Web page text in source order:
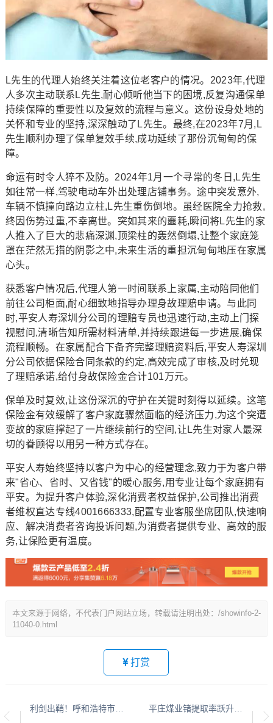
L先生的代理人始终关注着这位老客户的情况。2023年,代理
人多次主动联系L先生,耐心倾听他当下的困境,反复沟通保单
持续保障的重要性以及复效的流程与意义。这份设身处地的
关怀和专业的坚持,深深触动了L先生。最终,在2023年7月,L
先生顺利办理了保单复效手续,成功延续了那份沉甸甸的保
障。
命运有时令人猝不及防。2024年1月一个寻常的冬日,L先生
如往常一样,驾驶电动车外出处理店铺事务。途中突发意外,
车辆不慎撞向路边立柱,L先生重伤倒地。虽经医院全力抢救,
终因伤势过重,不幸离世。突如其来的噩耗,瞬间将L先生的家
人推入了巨大的悲痛深渊,顶梁柱的轰然倒塌,让整个家庭笼
罩在茫然无措的阴影之中,未来生活的重担沉甸甸地压在家属
心头。
获悉客户情况后,代理人第一时间联系上家属,主动陪同他们
前往公司柜面,耐心细致地指导办理身故理赔申请。与此同
时,平安人寿深圳分公司的理赔专员也迅速行动,主动上门探
视慰问,清晰告知所需材料清单,并持续跟进每一步进展,确保
流程顺畅。在家属配合下备齐完整理赔资料后,平安人寿深圳
分公司依据保险合同条款的约定,高效完成了审核,及时兑现
了理赔承诺,给付身故保险金合计101万元。
保单及时复效,让这份深沉的守护在关键时刻得以延续。这笔
保险金有效缓解了客户家庭骤然面临的经济压力,为这个突遭
变故的家庭撑起了一片继续前行的空间,让L先生对家人最深
切的眷顾得以用另一种方式存在。
平安人寿始终坚持以客户为中心的经营理念,致力于为客户带
来"省心、省时、又省钱"的暖心服务,用专业让每个家庭拥有
平安。为提升客户体验,深化消费者权益保护,公司推出消费
者维权直达专线4001666333,配置专业客服坐席团队,快速响
应、解决消费者咨询投诉问题,为消费者提供专业、高效的服
务,让保险更有温度。
本文来源于网络，不代表门户网站立场，转载请注明出处：/showinfo-2-
11040-0.html
打赏
利剑出鞘！呼和浩特市法院“青城利刃·百日攻坚”专项执行行动启动 平庄煤业锗提取率跃升至90%